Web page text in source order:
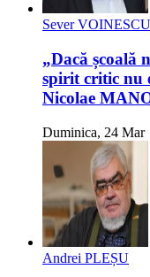
Sever VOINESCU
„Dacă școală
spirit critic nu
Nicolae
Duminica, 24 Mar
Andrei PLEȘU